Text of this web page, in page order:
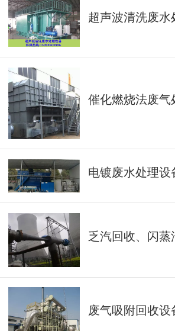
超声波清洗废水
催化燃烧法废气
电镀废水处理设
乏汽回收、闪蒸
废气吸附回收设